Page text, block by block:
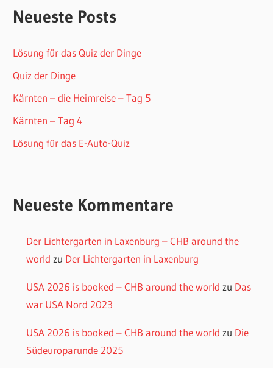
Neueste Posts
Lösung für das Quiz der Dinge
Quiz der Dinge
Kärnten – die Heimreise – Tag 5
Kärnten – Tag 4
Lösung für das E-Auto-Quiz
Neueste Kommentare
Der Lichtergarten in Laxenburg – CHB around the
world zu Der Lichtergarten in Laxenburg
USA 2026 is booked – CHB around the world zu Das
war USA Nord 2023
USA 2026 is booked – CHB around the world zu Die
Südeuroparunde 2025